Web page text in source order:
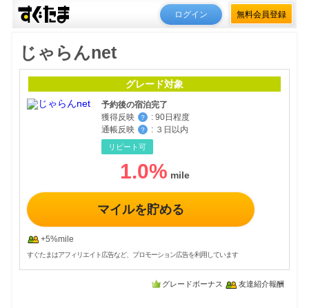
ログイン 無料会員登録
じゃらんnet
グレード対象
予約後の宿泊完了
獲得反映
？ : 90日程度
通帳反映
？ : ３日以内
リピート可
1.0%
マイルを貯める
+5%mile
すぐたまはアフィリエイト広告など、プロモーション広告を利用しています
グレードボーナス 友達紹介報酬